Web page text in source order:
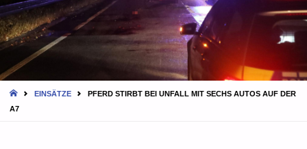
HOMEEINSÄTZE
PFERD STIRBT BEI UNFALL MIT SECHS AUTOS AUF DER
A7